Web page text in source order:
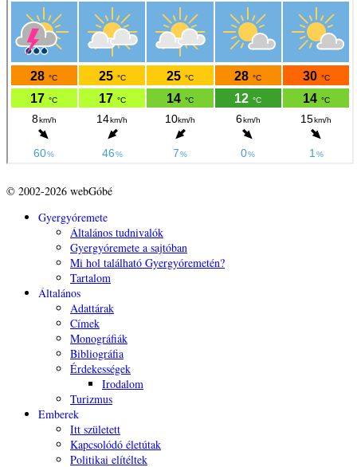
© 2002-2026 webGóbé
Gyergyóremete
Általános tudnivalók
Gyergyóremete a sajtóban
Mi hol található Gyergyóremetén?
Tartalom
Általános
Adattárak
Címek
Monográfiák
Bibliográfia
Érdekességek
Irodalom
Turizmus
Emberek
Itt született
Kapcsolódó életútak
Politikai elítéltek